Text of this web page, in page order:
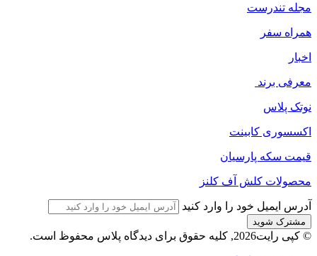
مجله‌ تندرست
همراه سفر
اخبار
معرفی برند
نوتک پلاس
اکسسوری کابینت
قیمت سکه پارسیان
محصولات کلش آف کلنز
آدرس ایمیل خود را وارد کنید
© کپی رایت2026, کلیه حقوق برای دیدگاه پلاس محفوظ است.